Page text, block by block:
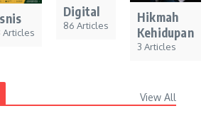
Articles
Digital
86 Articles
Hikmah
Kehidupan
3 Articles
View All